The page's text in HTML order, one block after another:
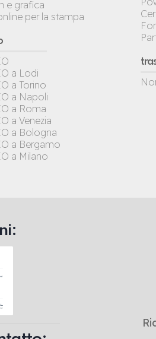
e grafica
per la stampa
a Lodi
a Torino
a Napoli
a Roma
a Venezia
a Bologna
a Bergamo
a Milano